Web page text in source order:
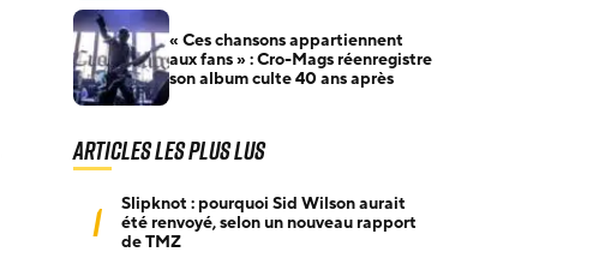
« Ces chansons appartiennent
aux fans » : Cro-Mags réenregistre
son album culte 40 ans après
Articles les plus lus
1
Slipknot : pourquoi Sid Wilson aurait
été renvoyé, selon un nouveau rapport
de TMZ